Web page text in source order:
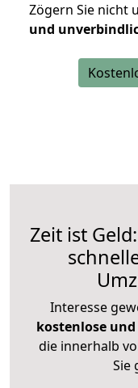
Zögern Sie nicht
und
Zeit ist
Interesse
kostenlose
die innerhalb
Sie